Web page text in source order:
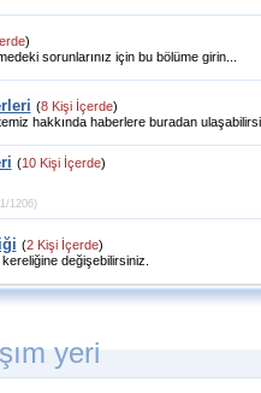
)
sorunlarınız için bu bölüme girin...
(8 Kişi İçerde)
hakkında haberlere buradan
(10 Kişi İçerde)
1206)
(2 Kişi İçerde)
kereliğine değişebilirsiniz.
yeri